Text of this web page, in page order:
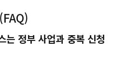
는 정부 사업과 중복 신청